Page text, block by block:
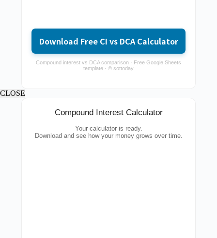
Download Free CI vs DCA Calculator
Compound interest vs DCA comparison · Free Google Sheets
template · © sottoday
CLOSE
Compound Interest Calculator
Your calculator is ready.
Download and see how your money grows over time.